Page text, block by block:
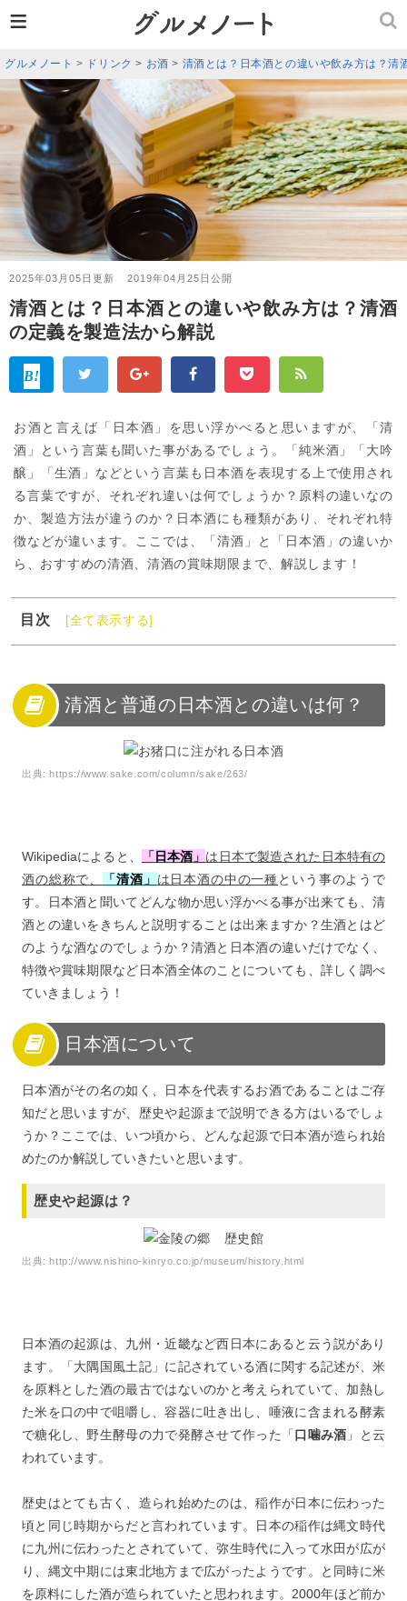
グルメノート > ドリンク > お酒 > 清酒とは？日本酒との違いや飲み方は？清
2025年03月05日更新 2019年04月25日公開
清酒とは？日本酒との違いや飲み方は？清酒
の定義を製造法から解説
お酒と言えば「日本酒」を思い浮かべると思いますが、「清
酒」という言葉も聞いた事があるでしょう。「純米酒」「大吟
醸」「生酒」などという言葉も日本酒を表現する上で使用され
る言葉ですが、それぞれ違いは何でしょうか？原料の違いなの
か、製造方法が違うのか？日本酒にも種類があり、それぞれ特
徴などが違います。ここでは、「清酒」と「日本酒」の違いか
ら、おすすめの清酒、清酒の賞味期限まで、解説します！
目次
[全て表示する]
1
清酒と普通の日本酒との違いは何？
3
清酒と日本酒の違い
4
清酒の種類ごとのおすすめの飲み方
清酒の飲み方の温度は？
6
清酒の定義を製造法から解説
9
清酒は日本が誇れる歴史あるお酒！
清酒と普通の日本酒との違いは何？
出典:https://www.sake.com/column/sake/263/
Wikipediaによると、 「 日本酒 」 は日本で製造された日本特有の
酒の総称で、
「清酒 」 は日本酒の中の一種という事のようで
す。日本酒と聞いてどんな物か思い浮かべる事が出来ても、清
酒との違いをきちんと説明することは出来ますか？生酒とはど
のような酒なのでしょうか？清酒と日本酒の違いだけでなく、
特徴や賞味期限など日本酒全体のことについても、詳しく調べ
ていきましょう！
日本酒について
日本酒がその名の如く、日本を代表するお酒であることはご存
知だと思いますが、歴史や起源まで説明できる方はいるでしょ
うか？ここでは、いつ頃から、どんな起源で日本酒が造られ始
めたのか解説していきたいと思います。
歴史や起源は？
出典:http://www.nishino-kinryo.co.jp/museum/history.html
日本酒の起源は、九州・近畿など西日本にあると云う説があり
ます。「大隅国風土記」に記されている酒に関する記述が、米
を原料とした酒の最古ではないのかと考えられていて、加熱し
た米を口の中で咀嚼し、容器に吐き出し、唾液に含まれる酵素
で糖化し、野生酵母の力で発酵させて作った「口噛み酒 」と云
われています。
歴史はとても古く、造られ始めたのは、稲作が日本に伝わった
頃と同じ時期からだと言われています。日本の稲作は縄文時代
に九州に伝わったとされていて、弥生時代に入って水田が広が
り、縄文中期には東北地方まで広がったようです。と同時に米
を原料にした酒が造られていたと思われます。2000年ほど前か
≡